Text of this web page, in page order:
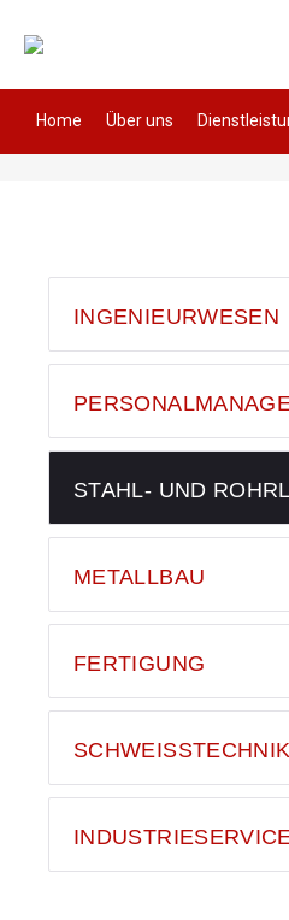
Home Über uns
INGENIEURWESEN
STAHL- UND
METALLBAU
FERTIGUNG
SCHWEISSTECHNIK